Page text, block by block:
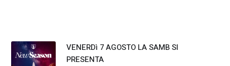
VENERDì 7 AGOSTO LA SAMB SI
PRESENTA